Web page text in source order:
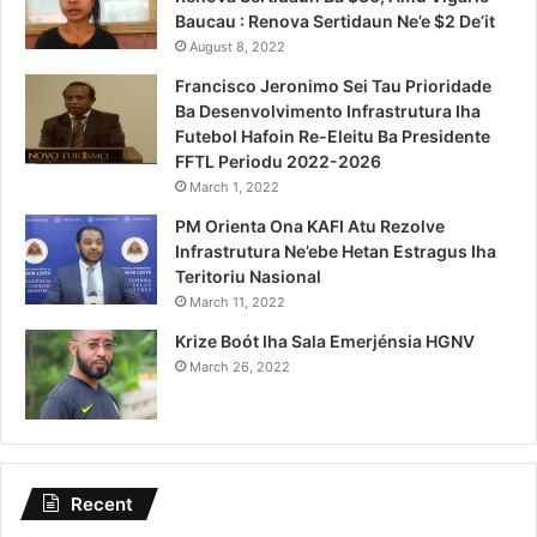
Baucau : Renova Sertidaun Ne’e $2 De’it
August 8, 2022
Francisco Jeronimo Sei Tau Prioridade
Ba Desenvolvimento Infrastrutura Iha
Futebol Hafoin Re-Eleitu Ba Presidente
FFTL Periodu 2022-2026
March 1, 2022
PM Orienta Ona KAFI Atu Rezolve
Infrastrutura Ne’ebe Hetan Estragus Iha
Teritoriu Nasional
March 11, 2022
Krize Boót Iha Sala Emerjénsia HGNV
March 26, 2022
Recent